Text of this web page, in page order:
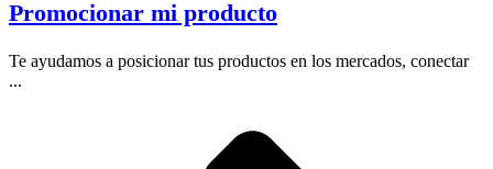
Promocionar mi producto
Te ayudamos a posicionar tus productos en los mercados, conectar
...